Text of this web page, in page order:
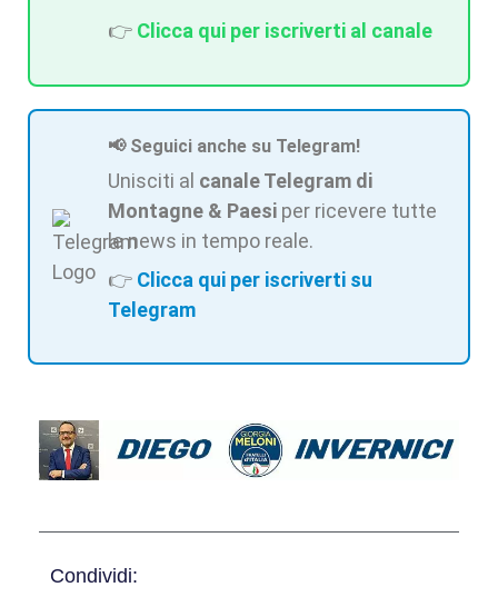
👉 Clicca qui per iscriverti al canale
📢 Seguici anche su Telegram!
Unisciti al canale Telegram di
Montagne & Paesi per ricevere tutte
le news in tempo reale.
👉 Clicca qui per iscriverti su
Telegram
Condividi: